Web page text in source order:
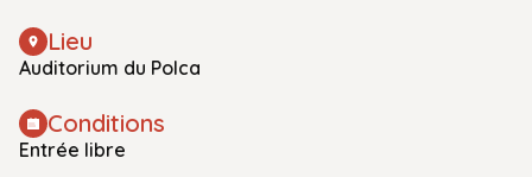
Lieu
Auditorium du Polca
Conditions
Entrée libre